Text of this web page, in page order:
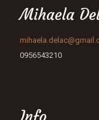
Mihaela
0956543210